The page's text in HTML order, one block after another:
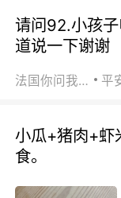
请问92.小孩
道说一下谢谢
法国你问我答 平
小瓜+猪肉+虾
食。